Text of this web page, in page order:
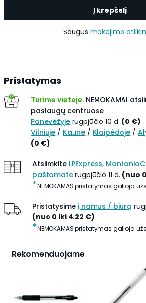
Į krepšelį
Saugus mokėjimo
Pristatymas
Turime vietoje. NEMOKAMAI
paslaugų centruose
Panevėžyje rugpjūčio 10 d. (0 €)
Vilniuje / Kaune / Klaipėdoje /
(0 €)
Atsiimkite LPExpress,
paštomate rugpjūčio 11 d. (nuo
*NEMOKAMAS pristatymas galioja
Pristatysime į namus / biurą
(nuo 0 iki 4.22 €)
*NEMOKAMAS pristatymas galioja
Rekomenduojame